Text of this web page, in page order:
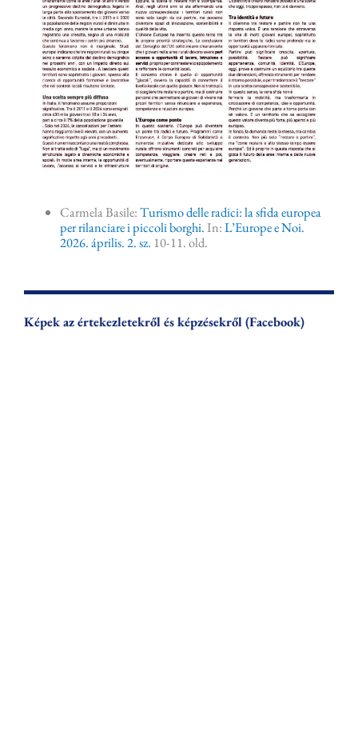
Carmela Basile:Turismo delle radici: la sfida europea
per rilanciare i piccoli borghi.In:L’Europe e Noi.
2026. április. 2. sz. 10-11. old.
Képek az értekezletekről és képzésekről (Facebook)